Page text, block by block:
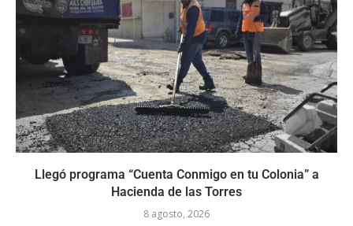
Llegó programa “Cuenta Conmigo en tu Colonia” a
Hacienda de las Torres
8 agosto, 2026